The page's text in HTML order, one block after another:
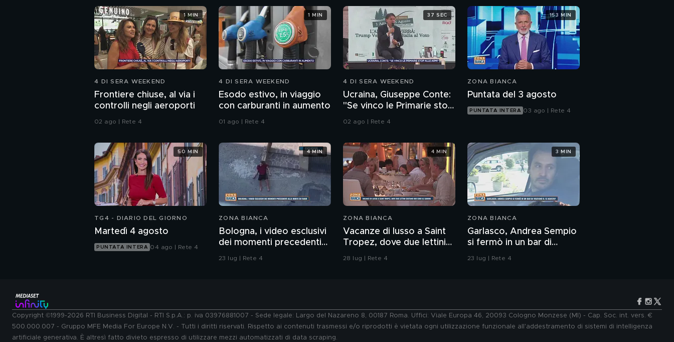
4 DI SERA WEEKEND
Frontiere chiuse, al via i
controlli negli aeroporti
02 ago | Rete 4
1 MIN
4 DI SERA WEEKEND
Esodo estivo, in viaggio
con carburanti in aumento
01 ago | Rete 4
1 MIN
4 DI SERA WEEKEND
Ucraina, Giuseppe Conte:
"Se vinco le Primarie stop
alle armi"
02 ago | Rete 4
37 SEC
ZONA BIANCA
Puntata del 3 agosto
PUNTATA INTERA 03 ago | Rete 4
153 MIN
TG4 - DIARIO DEL GIORNO
Martedì 4 agosto
PUNTATA INTERA 04 ago | Rete 4
50 MIN
ZONA BIANCA
Bologna, i video esclusivi
dei momenti precedenti
alla morte di Fakir
23 lug | Rete 4
4 MIN
ZONA BIANCA
Vacanze di lusso a Saint
Tropez, dove due lettini
costano 800 euro al
28 lug | Rete 4
4 MIN
ZONA BIANCA
Garlasco, Andrea Sempio
si fermò in un bar di
Vigevano il 13 agosto?
23 lug | Rete 4
3 MIN
Copyright ©1999-2026 RTI Business Digital - RTI S.p.A.: p. iva 03976881007 - Sede legale: Largo del Nazareno 8, 00187 Roma. Uffici: Viale Europa 46, 20093 Cologno Monzese (MI) - Cap. Soc. int. vers. €
500.000.007 - Gruppo MFE Media For Europe N.V. - Tutti i diritti riservati. Rispetto ai contenuti trasmessi e/o riprodotti è vietata ogni utilizzazione funzionale all'addestramento di sistemi di intelligenza
artificiale generativa. È altresì fatto divieto espresso di utilizzare mezzi automatizzati di data scraping.